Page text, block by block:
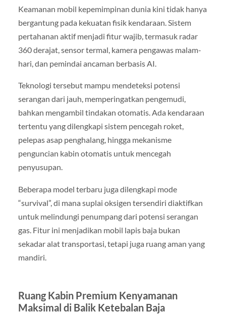
Keamanan mobil kepemimpinan dunia kini tidak hanya
bergantung pada kekuatan fisik kendaraan. Sistem
pertahanan aktif menjadi fitur wajib, termasuk radar
360 derajat, sensor termal, kamera pengawas malam-
hari, dan pemindai ancaman berbasis AI.
Teknologi tersebut mampu mendeteksi potensi
serangan dari jauh, memperingatkan pengemudi,
bahkan mengambil tindakan otomatis. Ada kendaraan
tertentu yang dilengkapi sistem pencegah roket,
pelepas asap penghalang, hingga mekanisme
penguncian kabin otomatis untuk mencegah
penyusupan.
Beberapa model terbaru juga dilengkapi mode
“survival”, di mana suplai oksigen tersendiri diaktifkan
untuk melindungi penumpang dari potensi serangan
gas. Fitur ini menjadikan mobil lapis baja bukan
sekadar alat transportasi, tetapi juga ruang aman yang
mandiri.
Ruang Kabin Premium Kenyamanan
Maksimal di Balik Ketebalan Baja